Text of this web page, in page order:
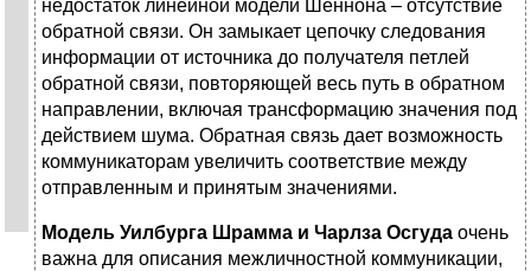
недостаток линейной модели Шеннона – отсутствие
обратной связи. Он замыкает цепочку следования
информации от источника до получателя петлей
обратной связи, повторяющей весь путь в обратном
направлении, включая трансформацию значения под
действием шума. Обратная связь дает возможность
коммуникаторам увеличить соответствие между
отправленным и принятым значениями.
Модель Уилбурга Шрамма и Чарлза Осгуда очень
важна для описания межличностной коммуникации,